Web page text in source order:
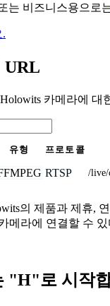
는 비즈니스용으로
.
URL
카메라에 대
유형 프로토콜
RTSP /live/
의 제품과 제휴,
메라에 연결할 수
"H"로 시작